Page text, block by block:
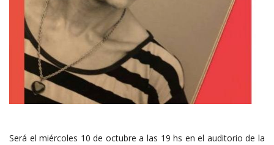
Será el miércoles 10 de octubre a las 19 hs en el auditorio de la